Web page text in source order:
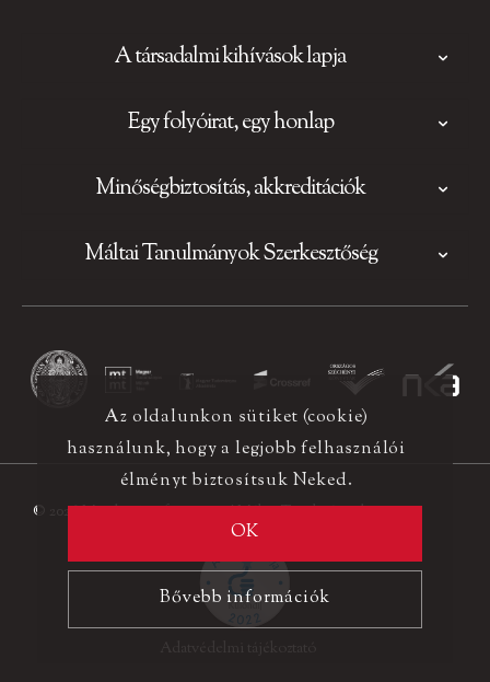
A társadalmi kihívások lapja
Egy folyóirat, egy honlap
Minőségbiztosítás, akkreditációk
Máltai Tanulmányok Szerkesztőség
© 2026 Minden jog fenntartva! Máltai Tanulmányok
Az oldalunkon sütiket (cookie)
használunk, hogy a legjobb felhasználói
élményt biztosítsuk Neked.
OK
Bővebb információk